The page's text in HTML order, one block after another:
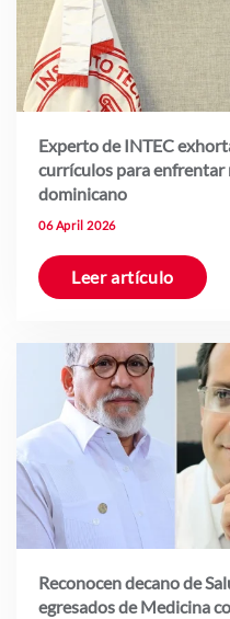
Experto de INTEC
currículos para enfrentar
dominicano
06 April 2026
Leer artículo
Reconocen decano de
egresados de Medicina